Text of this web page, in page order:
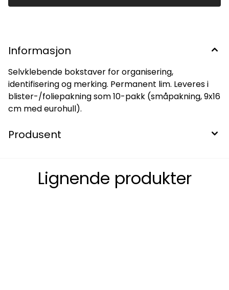
Informasjon
Selvklebende bokstaver for organisering,
identifisering og merking. Permanent lim. Leveres i
blister-/foliepakning som 10-pakk (småpakning, 9x16
cm med eurohull).
Produsent
Lignende produkter